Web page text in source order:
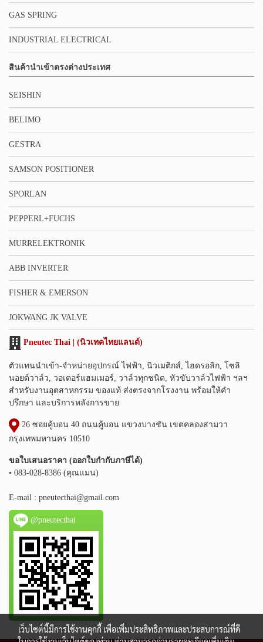
GAS SPRING
INDUSTRIAL ELECTRICAL
สินค้านำเข้าตรงต่างประเทศ
SEISHIN
BELIMO
GESTRA
SAMSON POSITIONER
SPORLAN
PEPPERL+FUCHS
MURRELEKTRONIK
ABB INVERTER
FISHER & EMERSON
JOKWANG JK VALVE
Pneutec Thai | (นิวเทคไทยแลนด์)
ตัวแทนนำเข้า-จำหน่ายอุปกรณ์ ไฟฟ้า, นิวเมติกส์, ไฮดรอลิก, โซลิ
นอยด์วาล์ว, วอเตอร์แฮมเมอร์, วาล์วทุกชนิด, หัวขับวาล์วไฟฟ้า ฯลฯ
สำหรับงานอุตสาหกรรม ของแท้ ส่งตรงจากโรงงาน พร้อมให้คำ
ปรึกษา และบริการหลังการขาย
26 ซอยคู้บอน 40 ถนนคู้บอน แขวงบางชัน เขตคลองสามวา
กรุงเทพมหานคร 10510
ขอใบเสนอราคา (ออกใบกำกับภาษีได้)
• 083-028-8386 (คุณแมน)
E-mail : pneutecthai@gmail.com
@pneutecthai
เว็บไซต์นี้มีการใช้งานคุกกี้ เพื่อเพิ่มประสิทธิภาพและประสบการณ์ที่ดี